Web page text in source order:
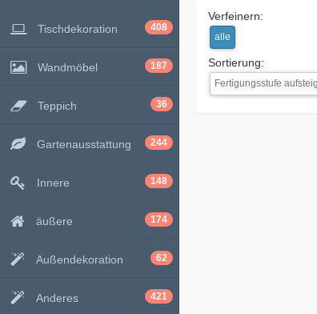
Verfeinern:
alle
Sortierung:
Fertigungsstufe
Tischdekoration 408
Wandmöbel 187
Teppich 36
Gartenausstattung 244
Innere 148
äußere 174
Außendekoration 62
Anderes 421